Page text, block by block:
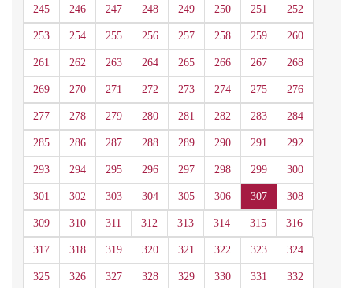
245 246 247 248 249 250 251 252
253 254 255 256 257 258 259 260
261 262 263 264 265 266 267 268
269 270 271 272 273 274 275 276
277 278 279 280 281 282 283 284
285 286 287 288 289 290 291 292
293 294 295 296 297 298 299 300
301 302 303 304 305 306 307 308
309 310 311 312 313 314 315 316
317 318 319 320 321 322 323 324
325 326 327 328 329 330 331 332